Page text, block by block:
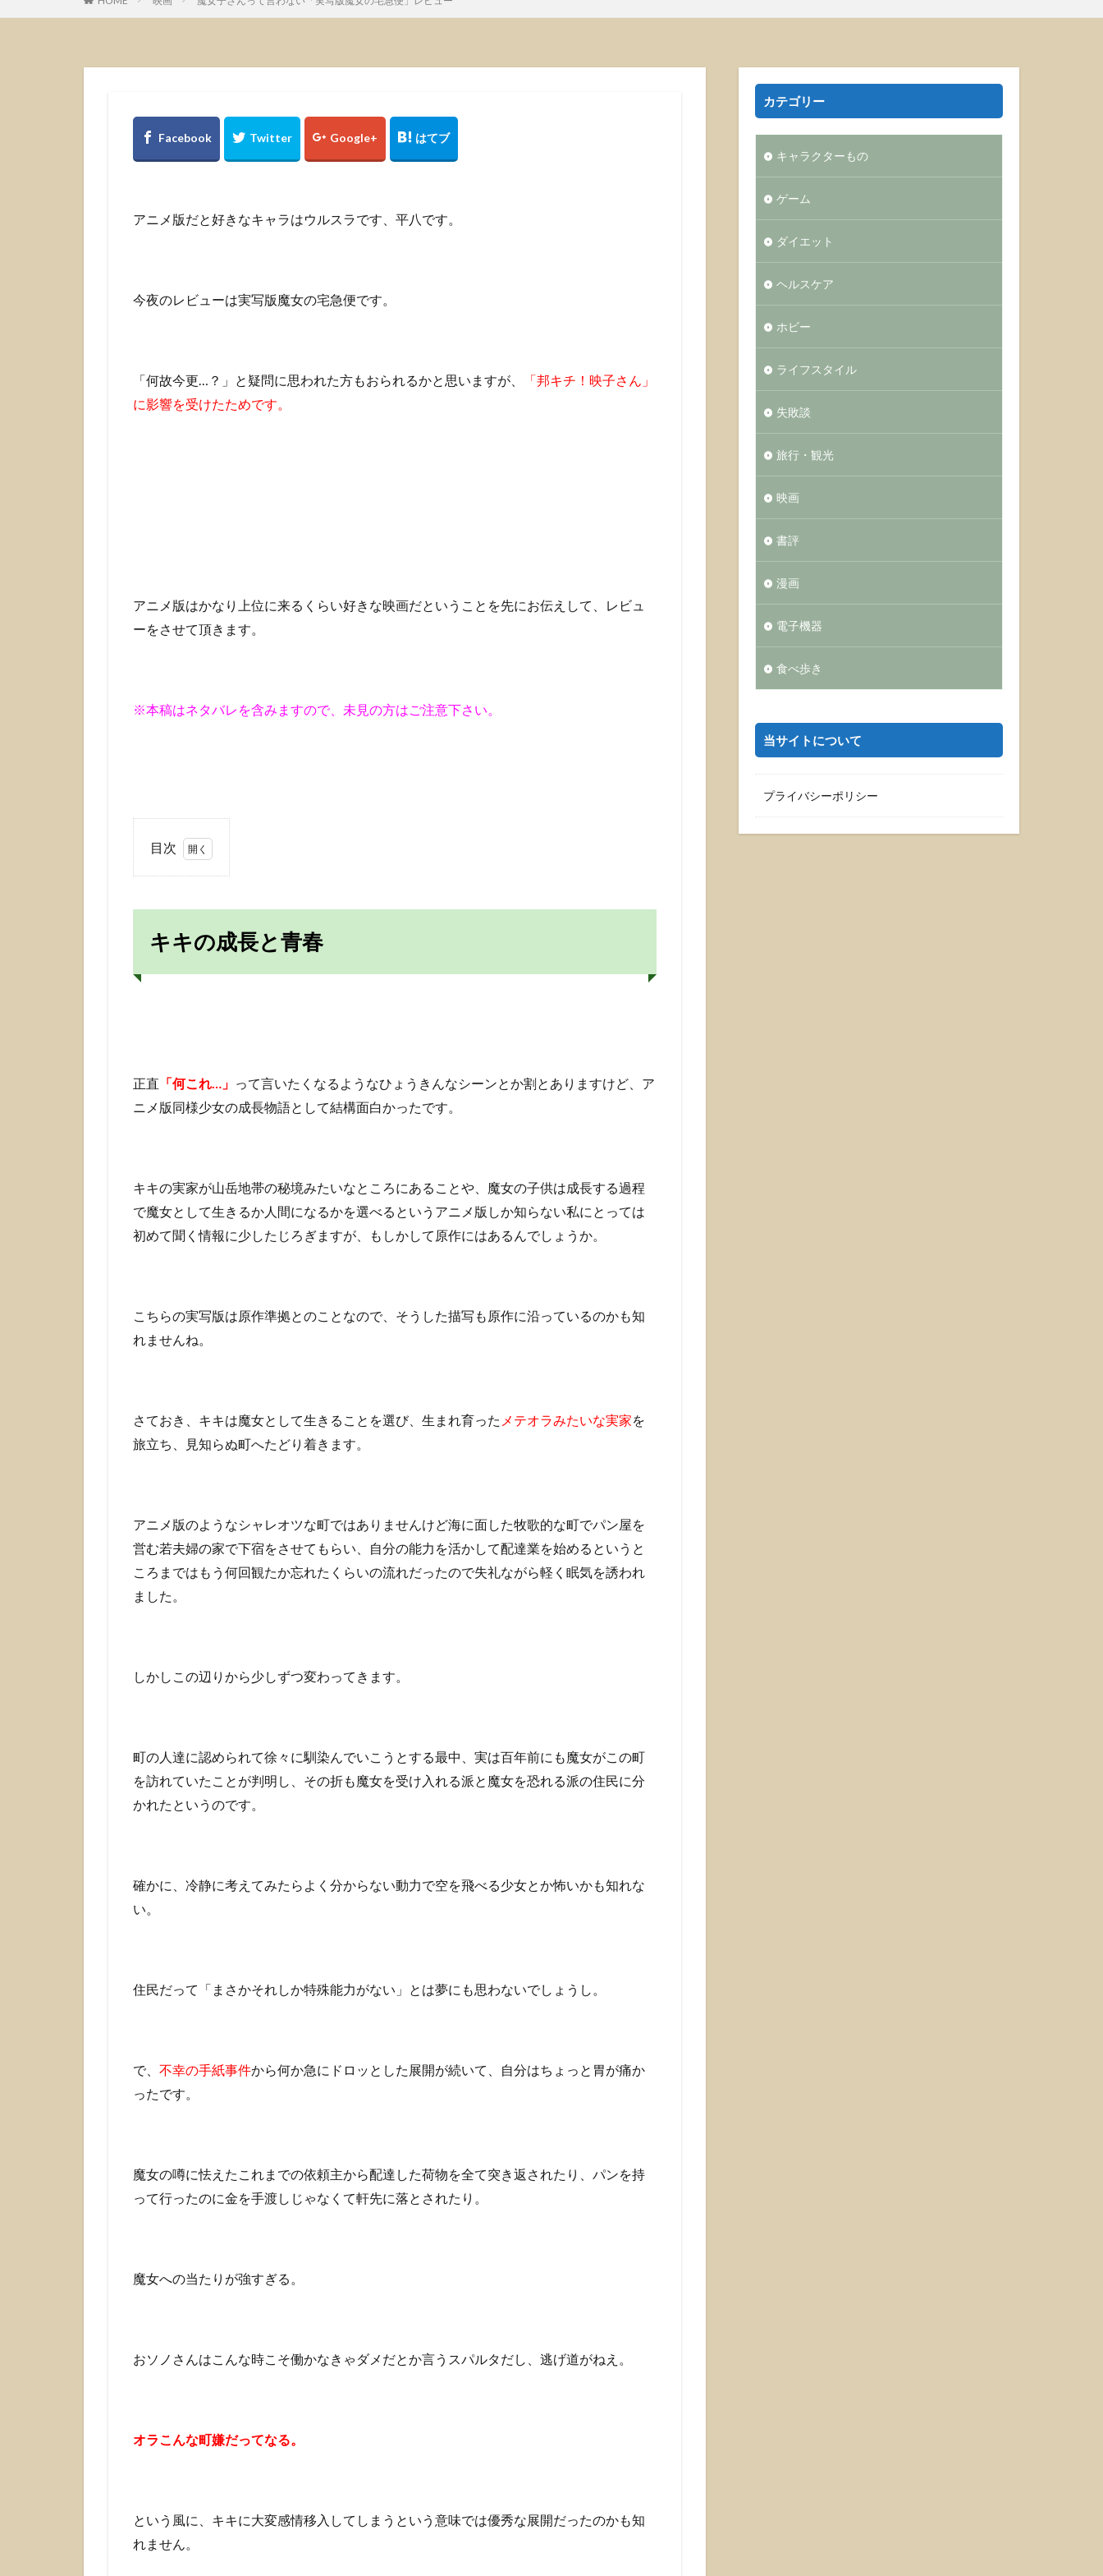
アニメ版だと好きなキャラはウルスラです、平八です。
今夜のレビューは実写版魔女の宅急便です。
「何故今更…？」と疑問に思われた方もおられるかと思いますが、
「邦キチ！映子さん」
に影響を受けたためです。
アニメ版はかなり上位に来るくらい好きな映画だということを先にお伝えして、レビュ
ーをさせて頂きます。
※本稿はネタバレを含みますので、未見の方はご注意下さい。
目次
キ
成
と
ン
ボ
の
に
惚
れ
の
で
ら
る
マ
ク
ス
4
英子
の思
5
と
め
キキの成長と青春
正直 「何これ…」 って言いたくなるようなひょうきんなシーンとか割とありますけど、ア
ニメ版同様少女の成長物語として結構面白かったです。
キキの実家が山岳地帯の秘境みたいなところにあることや、魔女の子供は成長する過程
で魔女として生きるか人間になるかを選べるというアニメ版しか知らない私にとっては
初めて聞く情報に少したじろぎますが、もしかして原作にはあるんでしょうか。
こちらの実写版は原作準拠とのことなので、そうした描写も原作に沿っているのかも知
れませんね。
さておき、キキは魔女として生きることを選び、生まれ育った メテオラみたいな実家を
旅立ち、見知らぬ町へたどり着きます。
アニメ版のようなシャレオツな町ではありませんけど海に面した牧歌的な町でパン屋を
営む若夫婦の家で下宿をさせてもらい、自分の能力を活かして配達業を始めるというと
ころまではもう何回観たか忘れたくらいの流れだったので失礼ながら軽く眠気を誘われ
ました。
しかしこの辺りから少しずつ変わってきます。
町の人達に認められて徐々に馴染んでいこうとする最中、実は百年前にも魔女がこの町
を訪れていたことが判明し、その折も魔女を受け入れる派と魔女を恐れる派の住民に分
かれたというのです。
確かに、冷静に考えてみたらよく分からない動力で空を飛べる少女とか怖いかも知れな
い。
住民だって「まさかそれしか特殊能力がない」とは夢にも思わないでしょうし。
で、 不幸の手紙事件から何か急にドロッとした展開が続いて、自分はちょっと胃が痛か
ったです。
魔女の噂に怯えたこれまでの依頼主から配達した荷物を全て突き返されたり、パンを持
って行ったのに金を手渡しじゃなくて軒先に落とされたり。
魔女への当たりが強すぎる。
おソノさんはこんな時こそ働かなきゃダメだとか言うスパルタだし、逃げ道がねえ。
オラこんな町嫌だってなる。
という風に、キキに大変感情移入してしまうという意味では優秀な展開だったのかも知
れません。
カテゴリー
キャラクターもの
ゲーム
ダイエット
ヘルスケア
ホビー
ライフスタイル
失敗談
旅行・観光
映画
書評
漫画
電子機器
食べ歩き
当サイトについて
プライバシーポリシー